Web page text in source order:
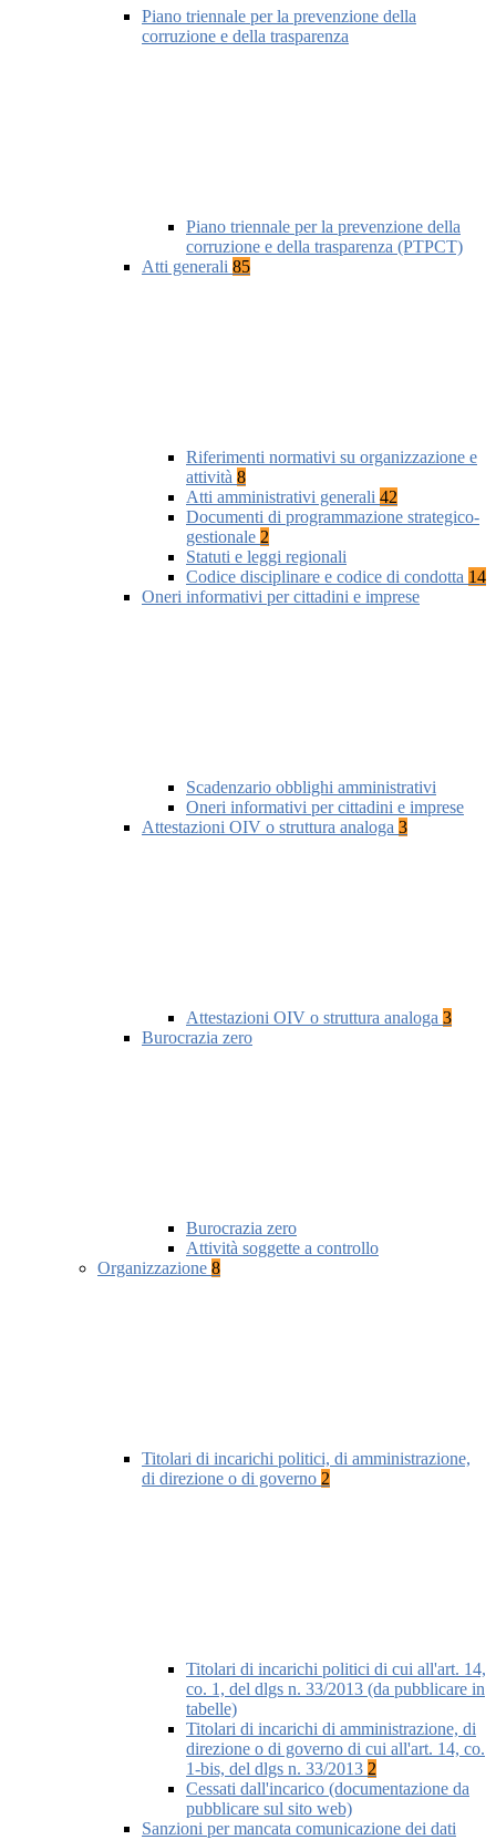
Piano triennale per la prevenzione della
corruzione e della trasparenza
Piano triennale per la prevenzione della
corruzione e della trasparenza (PTPCT)
Atti generali 85
Riferimenti normativi su organizzazione e
attività 8
Atti amministrativi generali 42
Documenti di programmazione strategico-
gestionale 2
Statuti e leggi regionali
Codice disciplinare e codice di condotta 14
Oneri informativi per cittadini e imprese
Scadenzario obblighi amministrativi
Oneri informativi per cittadini e imprese
Attestazioni OIV o struttura analoga 3
Attestazioni OIV o struttura analoga 3
Burocrazia zero
Burocrazia zero
Attività soggette a controllo
Organizzazione 8
Titolari di incarichi politici, di amministrazione,
di direzione o di governo 2
Titolari di incarichi politici di cui all'art. 14,
co. 1, del dlgs n. 33/2013 (da pubblicare in
tabelle)
Titolari di incarichi di amministrazione, di
direzione o di governo di cui all'art. 14, co.
1-bis, del dlgs n. 33/2013 2
Cessati dall'incarico (documentazione da
pubblicare sul sito web)
Sanzioni per mancata comunicazione dei dati